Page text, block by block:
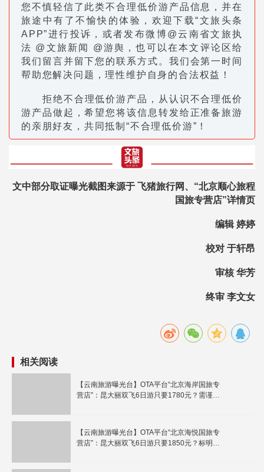
您不慎轻信了此类不合理低价游产品信息，并在
旅途中有了不愉快的体验，欢迎下载“文旅头条
APP”进行投诉，或者发布微博@云南省文旅执
法 @文旅新闻 @游舆，也可以在本文评论区给
我们留言并留下您的联系方式。我们会第一时间
帮助您解决问题，理性维护自身的合法权益！
拒绝不合理低价游产品，从认识不合理低价
游产品做起，希望您将该信息转发给正准备旅游
的亲朋好友，共同抵制“不合理低价游”！
文中部分取证曝光截图来源于 飞猪旅行网、 “北京顺心旅程
国旅专营店”详情页
编辑 婷婷
校对 于轩昂
审核 华芳
终审 李文女
相关阅读
【云南旅游曝光台】OTA平台“北京海岸国旅专
营店”：昆大丽双飞6日游只要1780元？需谨
【云南旅游曝光台】OTA平台“北京海悦国旅专
营店”：昆大丽双飞6日游只要1850元？标明2